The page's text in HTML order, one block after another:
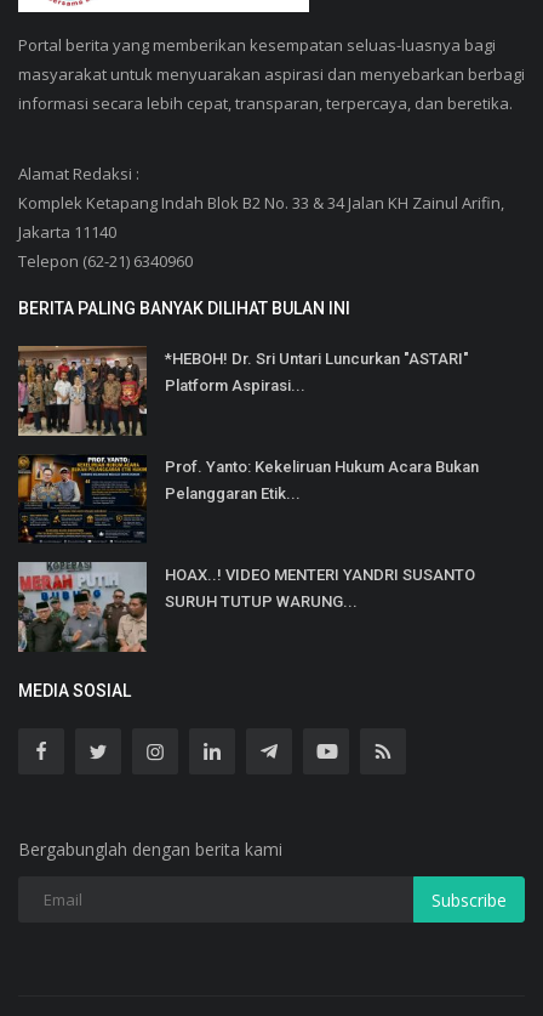
Portal berita yang memberikan kesempatan seluas-luasnya bagi
masyarakat untuk menyuarakan aspirasi dan menyebarkan berbagi
informasi secara lebih cepat, transparan, terpercaya, dan beretika.
Alamat Redaksi :
Komplek Ketapang Indah Blok B2 No. 33 & 34 Jalan KH Zainul Arifin,
Jakarta 11140
Telepon (62-21) 6340960
BERITA PALING BANYAK DILIHAT BULAN INI
*HEBOH! Dr. Sri Untari Luncurkan "ASTARI"
Platform Aspirasi...
Prof. Yanto: Kekeliruan Hukum Acara Bukan
Pelanggaran Etik...
HOAX..! VIDEO MENTERI YANDRI SUSANTO
SURUH TUTUP WARUNG...
MEDIA SOSIAL
Bergabunglah dengan berita kami
Subscribe